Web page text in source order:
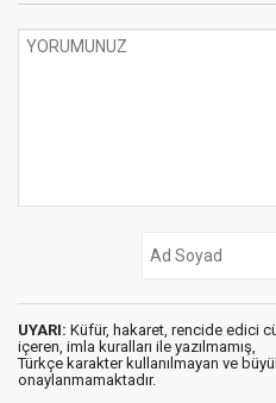
UYARI: Küfür, hakaret, rencide edici
içeren, imla kuralları ile yazılmamış,
Türkçe karakter kullanılmayan ve
onaylanmamaktadır.